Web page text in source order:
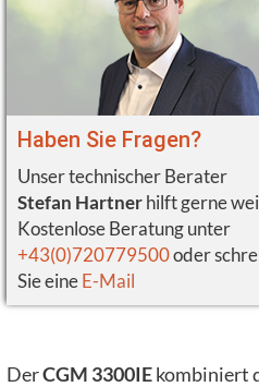
Haben Sie Fragen?
Unser technischer Berater
Stefan Hartnerhilft gerne
Kostenlose Beratung unter
+43(0)720779500oder
Sie eineE-Mail
DerCGM 3300IEkombiniert